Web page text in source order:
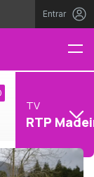
Entrar
TV
RTP